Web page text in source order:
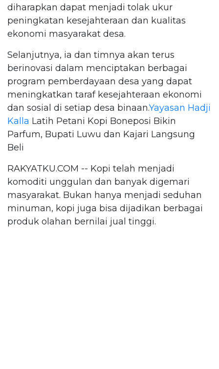
diharapkan dapat menjadi tolak ukur
peningkatan kesejahteraan dan kualitas
ekonomi masyarakat desa.
Selanjutnya, ia dan timnya akan terus
berinovasi dalam menciptakan berbagai
program pemberdayaan desa yang dapat
meningkatkan taraf kesejahteraan ekonomi
dan sosial di setiap desa binaan.Yayasan Hadji
Kalla Latih Petani Kopi Boneposi Bikin
Parfum, Bupati Luwu dan Kajari Langsung
Beli
RAKYATKU.COM -- Kopi telah menjadi
komoditi unggulan dan banyak digemari
masyarakat. Bukan hanya menjadi seduhan
minuman, kopi juga bisa dijadikan berbagai
produk olahan bernilai jual tinggi.